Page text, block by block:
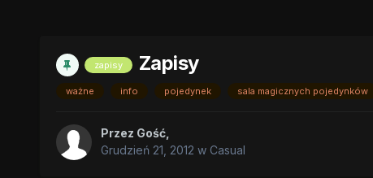
zapisy Zapisy
ważne info pojedynek sala magicznych pojedynków
Przez Gość,
Grudzień 21, 2012 w Casual